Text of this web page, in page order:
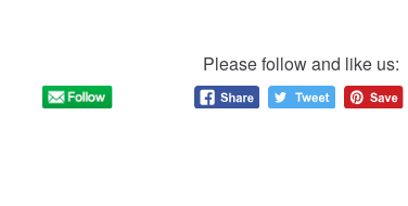
Please follow and like us: